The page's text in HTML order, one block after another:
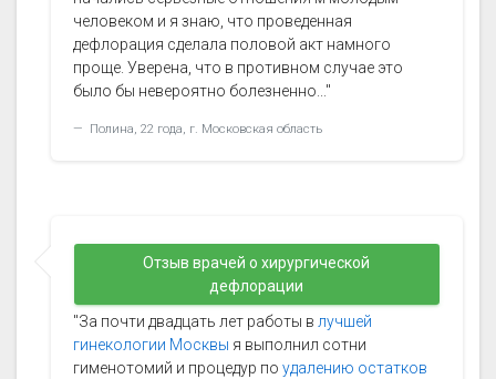
человеком и я знаю, что проведенная
дефлорация сделала половой акт намного
проще. Уверена, что в противном случае это
было бы невероятно болезненно..."
Полина, 22 года, г. Московская область
Отзыв врачей о хирургической
дефлорации
"За почти двадцать лет работы в лучшей
гинекологии Москвы я выполнил сотни
гименотомий и процедур по удалению остатков